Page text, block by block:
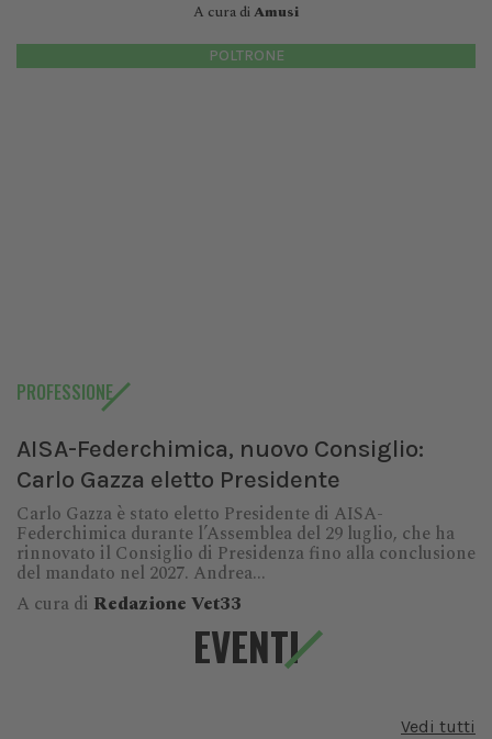
A cura diAmusi
POLTRONE
PROFESSIONE
AISA-Federchimica, nuovo Consiglio:
Carlo Gazza eletto Presidente
Carlo Gazza è stato eletto Presidente di AISA-
Federchimica durante l’Assemblea del 29 luglio, che ha
rinnovato il Consiglio di Presidenza fino alla conclusione
del mandato nel 2027. Andrea...
A cura di Redazione Vet33
EVENTI
Vedi tutti